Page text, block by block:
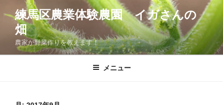
ン
ツ
練馬区農業体験農園 イガさんの
畑
農家が野菜作りを教えます！
メニュー